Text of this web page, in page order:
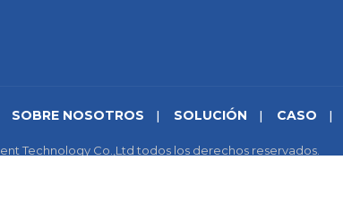
SOBRE NOSOTROS SOLUCIÓN CASO
Technology Co.,Ltd todos los derechos reservados.